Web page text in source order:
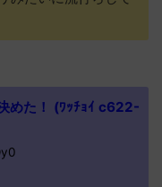
めた！ (ﾜｯﾁｮｲ c622-